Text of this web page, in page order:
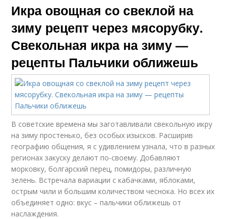
Икра овощная со свеклой на
зиму рецепт через мясорубку.
Свекольная икра на зиму —
рецепты Пальчики оближешь
В советские времена мы заготавливали свекольную икру
на зиму простенько, без особых изысков. Расширив
географию общения, я с удивлением узнала, что в разных
регионах закуску делают по-своему. Добавляют
морковку, болгарский перец, помидоры, различную
зелень. Встречала вариации с кабачками, яблоками,
острым чили и большим количеством чеснока. Но всех их
объединяет одно: вкус – пальчики оближешь от
наслаждения.